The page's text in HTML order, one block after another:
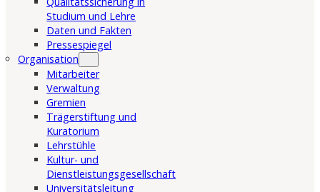
Studium und Lehre
Daten und Fakten
Pressespiegel
Organisation
Mitarbeiter
Verwaltung
Gremien
Trägerstiftung und
Kuratorium
Lehrstühle
Kultur- und
Dienstleistungsgesellschaft
Universitätsleitung